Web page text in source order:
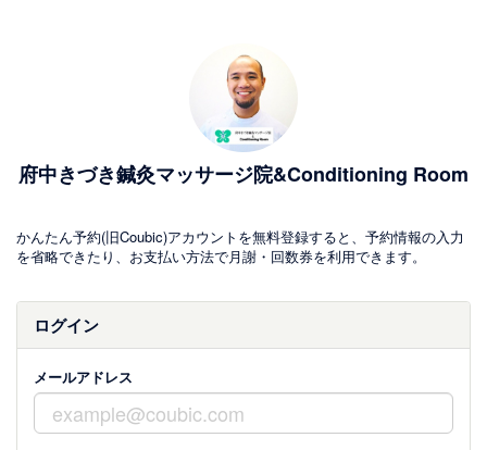
府中きづき鍼灸マッサージ院&Conditioning Room
かんたん予約(旧Coubic)アカウントを無料登録すると、予約情報の入力
を省略できたり、お支払い方法で月謝・回数券を利用できます。
ログイン
メールアドレス